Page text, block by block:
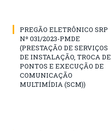
PREGÃO ELETRÔNICO SRP
Nº 031/2023-PMDE
(PRESTAÇÃO DE SERVIÇOS
DE INSTALAÇÃO, TROCA DE
PONTOS E EXECUÇÃO DE
COMUNICAÇÃO
MULTIMÍDIA (SCM))